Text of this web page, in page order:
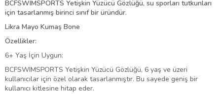
BCFSWIMSPORTS Yetişkin Yüzücü Gözlüğü, su sporları tutkunları
için tasarlanmış birinci sınıf bir üründür.
Likra Mayo Kumaş Bone
Özellikler:
6+ Yaş İçin Uygun:
BCFSWIMSPORTS Yetişkin Yüzücü Gözlüğü, 6 yaş ve üzeri
kullanıcılar için özel olarak tasarlanmıştır. Bu sayede geniş bir
kullanıcı kitlesine hitap eder.